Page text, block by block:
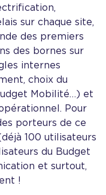
sur chaque site,
des premiers
des bornes sur
internes
choix du
Mobilité…) et
Pour
porteurs de ce
100 utilisateurs
du Budget
et surtout,
!